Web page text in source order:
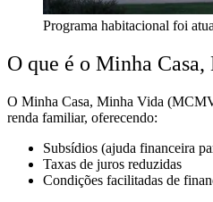
Programa habitacional foi
O que é o Minha
O Minha Casa, Minha Vida
renda familiar, oferecendo:
Subsídios (ajuda financeira
Taxas de juros reduzidas
Condições facilitadas de